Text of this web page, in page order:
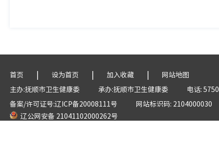
首页 | 设为首页 | 加入收藏 |
网站地图
主办:抚顺市卫生健康委
承办:抚顺市卫生健康委
电话:
备案/许可证号:辽ICP备20008111号
网站标识码: 2104000030
辽公网安备 21041102000262号